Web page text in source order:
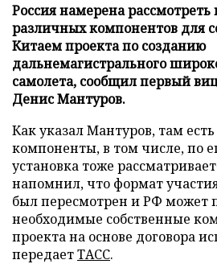
Россия намерена рассмотреть
различных компонентов для
Китаем проекта по созданию
дальнемагистрального
самолета, сообщил первый
Денис Мантуров.
Как указал Мантуров, там
компоненты, в том числе, по
установка тоже
напомнил, что формат
был пересмотрен и РФ может
необходимые собственные
проекта на основе договора
передаетТАСС.